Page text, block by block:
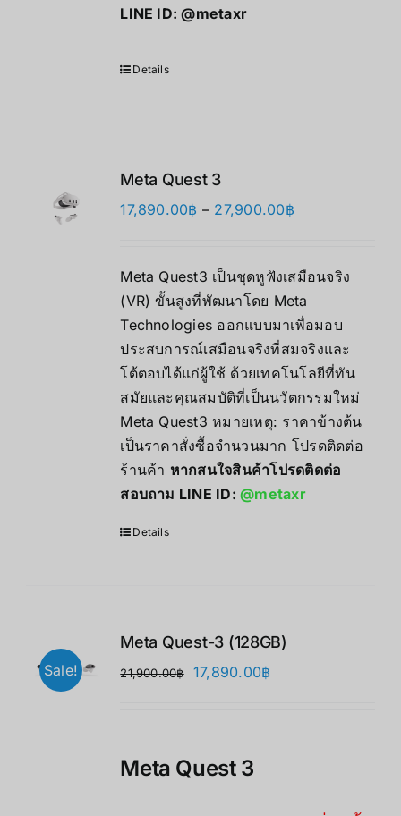
LINE ID:@metaxr
Details
Meta Quest 3
17,890.00฿ – 27,900.00฿价
围：
17,890.00฿
至
27,900.00฿
Meta Quest3 เป็นชุดหูฟังเสมือนจริง
(VR) ขั้นสูงที่พัฒนาโดย Meta
Technologies ออกแบบมาเพื่อมอบ
ประสบการณ์เสมือนจริงที่สมจริงและ
โต้ตอบได้แก่ผู้ใช้ ด้วยเทคโนโลยีที่ทัน
สมัยและคุณสมบัติที่เป็นนวัตกรรมใหม่
Meta Quest3 หมายเหตุ: ราคาข้างต้น
เป็นราคาสั่งซื้อจำนวนมาก โปรดติดต่อ
ร้านค้า หากสนใจสินค้าโปรดติดต่อ
สอบถาม LINE ID:@metaxr
Details
Sale!
Meta Quest-3 (128GB)
21,900.00฿
原
17,890.00฿
Meta Quest 3